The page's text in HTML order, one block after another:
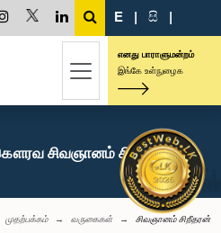
E | සි |
எனது பாராளுமன்றம்
இங்கே உள்நுழைக
சிவஞானம் சிறீதரன்,
முதற்பக்கம் வருகைகள் சிவஞானம் சிறீதரன்